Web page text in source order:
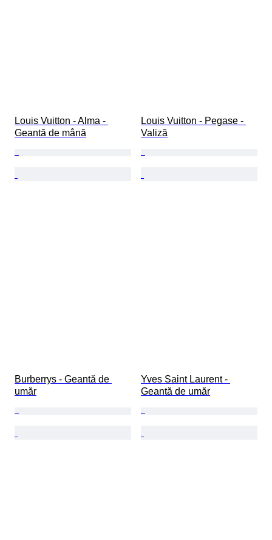
Louis Vuitton - Alma -
Geantă de mână
Louis Vuitton - Pegase -
Valiză
Burberrys - Geantă de
umăr
Yves Saint Laurent -
Geantă de umăr